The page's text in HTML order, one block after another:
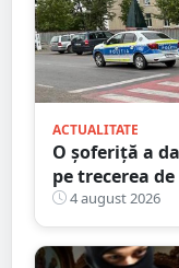
ACTUALITATE
O șoferiță a
pe trecerea
4 august 2026